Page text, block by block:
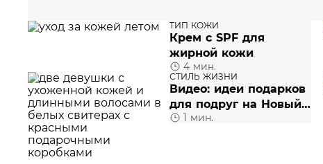
ТИП КОЖИ
Крем с SPF для
жирной кожи
4 мин.
СТИЛЬ ЖИЗНИ
Видео: идеи подарков
для подруг на Новый
год1 мин.